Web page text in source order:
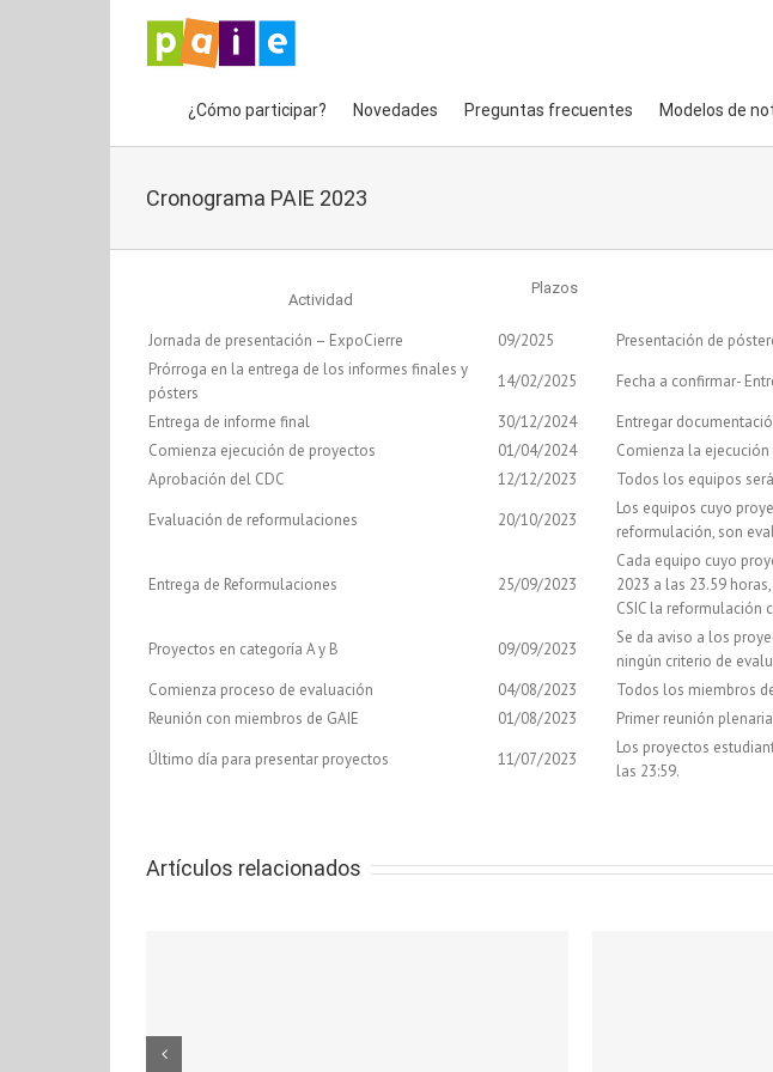
¿Cómo participar? Novedades Preguntas frecuentes Modelos de
Cronograma PAIE 2023
Actividad
Plazos
Jornada de presentación – ExpoCierre 09/2025
Presentación de
Prórroga en la entrega de los informes finales y
pósters
14/02/2025
Fecha a confirmar-
Entrega de informe final
30/12/2024
Entregar
Comienza ejecución de proyectos
01/04/2024
Comienza la
Aprobación del CDC
12/12/2023
Todos los equipos
Evaluación de reformulaciones
20/10/2023
Los equipos cuyo
reformulación, son
Entrega de Reformulaciones 25/09/2023
Cada equipo cuyo
2023 a las 23.59
CSIC la reformulación
Proyectos en categoría A y B
09/09/2023
Se da aviso a los
ningún criterio de
Comienza proceso de evaluación
04/08/2023
Todos los miembros
Reunión con miembros de GAIE
01/08/2023
Primer reunión
Último día para presentar proyectos
11/07/2023
Los proyectos
las 23:59.
Artículos relacionados